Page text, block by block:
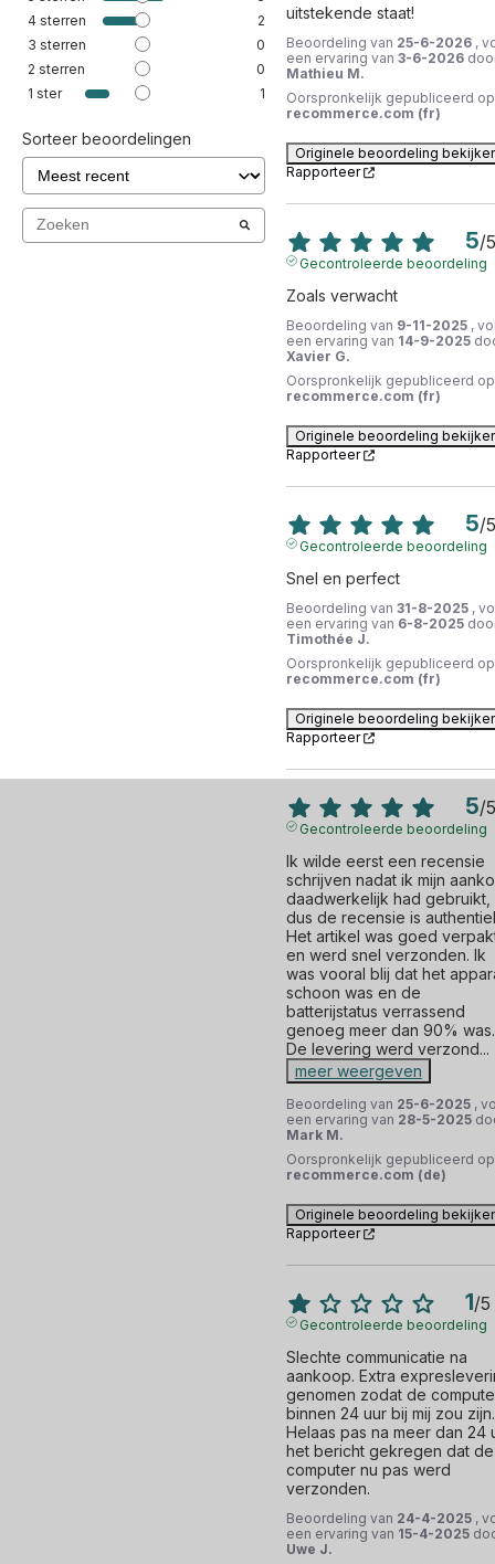
4 sterren
2
3 sterren
0
2 sterren
0
1 ster 1
Sorteer beoordelingen
uitstekende staat!
Beoordeling van 25-6-2026 ,
een ervaring van 3-6-2026
Mathieu M.
Oorspronkelijk gepubliceerd op
recommerce.com (fr)
Originele beoordeling
Rapporteer
5/5
Gecontroleerde beoordeling
Zoals verwacht
Beoordeling van 9-11-2025 ,
een ervaring van 14-9-2025
Xavier G.
Oorspronkelijk gepubliceerd op
recommerce.com (fr)
Originele beoordeling
Rapporteer
5/5
Gecontroleerde beoordeling
Snel en perfect
Beoordeling van 31-8-2025 ,
een ervaring van 6-8-2025
Timothée J.
Oorspronkelijk gepubliceerd op
recommerce.com (fr)
Originele beoordeling
Rapporteer
5/5
Gecontroleerde beoordeling
Ik wilde eerst een recensie
schrijven nadat ik mijn
daadwerkelijk had gebruikt,
dus de recensie is
Het artikel was goed
en werd snel verzonden. Ik
was vooral blij dat het
schoon was en de
batterijstatus verrassend
genoeg meer dan 90% was.
De levering werd verzond...
meer weergeven
Beoordeling van 25-6-2025 ,
een ervaring van 28-5-2025
Mark M.
Oorspronkelijk gepubliceerd op
recommerce.com (de)
Originele beoordeling
Rapporteer
1/5
Gecontroleerde beoordeling
Slechte communicatie na
aankoop. Extra
genomen zodat de
binnen 24 uur bij mij zou zijn.
Helaas pas na meer dan 24
het bericht gekregen dat de
computer nu pas werd
verzonden.
Beoordeling van 24-4-2025 ,
een ervaring van 15-4-2025
Uwe J.